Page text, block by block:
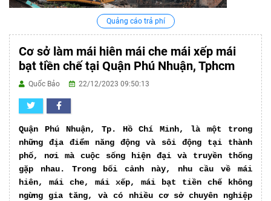
Quảng cáo trả phí
Cơ sở làm mái hiên mái che mái xếp mái
bạt tiền chế tại Quận Phú Nhuận, Tphcm
Quốc Bảo 22/12/2023 09:50:13
Quận Phú Nhuận, Tp. Hồ Chí Minh, là một trong
những địa điểm năng động và sôi động tại thành
phố, nơi mà cuộc sống hiện đại và truyền thống
gặp nhau. Trong bối cảnh này, nhu cầu về mái
hiên, mái che, mái xếp, mái bạt tiền chế không
ngừng gia tăng, và có nhiều cơ sở chuyên nghiệp